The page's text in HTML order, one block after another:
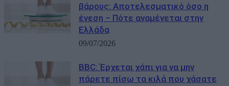
βάρους: Αποτελεσματικό όσο η
ένεση – Πότε αναμένεται στην
Ελλάδα
09/07/2026
BBC: Έρχεται χάπι για να μην
πάρετε πίσω τα κιλά που χάσατε